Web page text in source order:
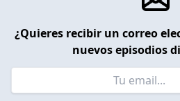
¿Quieres recibir un correo
nuevos episodios